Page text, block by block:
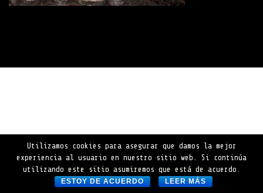
Utilizamos cookies para asegurar que damos la mejor
experiencia al usuario en nuestro sitio web. Si continúa
utilizando este sitio asumiremos que está de acuerdo.
ESTOY DE ACUERDO LEER MÁS